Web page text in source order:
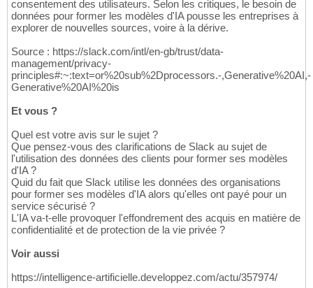
consentement des utilisateurs. Selon les critiques, le besoin de
données pour former les modèles d'IA pousse les entreprises à
explorer de nouvelles sources, voire à la dérive.
Source : https://slack.com/intl/en-gb/trust/data-
management/privacy-
principles#:~:text=or%20sub%2Dprocessors.-,Generative%20AI,-
Generative%20AI%20is
Et vous ?
Quel est votre avis sur le sujet ?
Que pensez-vous des clarifications de Slack au sujet de
l'utilisation des données des clients pour former ses modèles
d'IA ?
Quid du fait que Slack utilise les données des organisations
pour former ses modèles d'IA alors qu'elles ont payé pour un
service sécurisé ?
L'IA va-t-elle provoquer l'effondrement des acquis en matière de
confidentialité et de protection de la vie privée ?
Voir aussi
https://intelligence-artificielle.developpez.com/actu/357974/